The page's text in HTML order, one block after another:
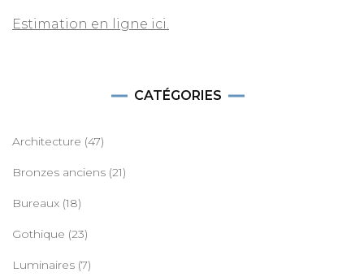
Estimation en ligne ici.
CATÉGORIES
Architecture (47)
Bronzes anciens (21)
Bureaux (18)
Gothique (23)
Luminaires (7)